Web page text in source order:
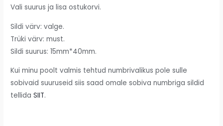
Vali suurus ja lisa ostukorvi.
Sildi värv: valge.
Trüki värv: must.
Sildi suurus: 15mm*40mm.
Kui minu poolt valmis tehtud numbrivalikus pole sulle
sobivaid suuruseid siis saad omale sobiva numbriga sildid
tellidaSIIT.